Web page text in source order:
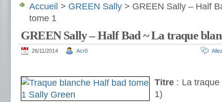
Accueil > GREEN Sally > GREEN Sally – Half
tome 1
GREEN Sally – Half Bad ~ La traque
26/11/2014 Acr0
Titre : La
1)